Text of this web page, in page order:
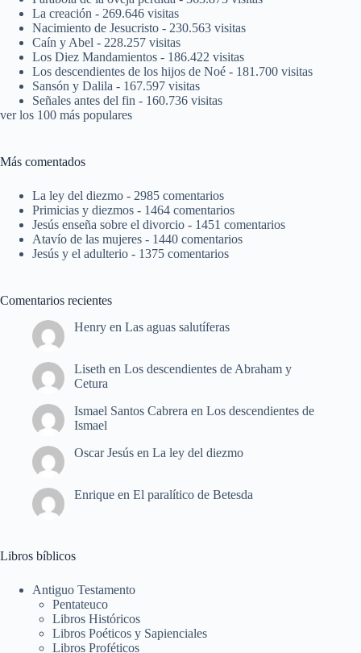
La creación - 269.646 visitas
Nacimiento de Jesucristo - 230.563 visitas
Caín y Abel - 228.257 visitas
Los Diez Mandamientos - 186.422 visitas
Los descendientes de los hijos de Noé - 181.700 visitas
Sansón y Dalila - 167.597 visitas
Señales antes del fin - 160.736 visitas
ver los 100 más populares
Más comentados
La ley del diezmo - 2985 comentarios
Primicias y diezmos - 1464 comentarios
Jesús enseña sobre el divorcio - 1451 comentarios
Atavío de las mujeres - 1440 comentarios
Jesús y el adulterio - 1375 comentarios
Comentarios recientes
Henry en Las aguas salutíferas
Liseth en Los descendientes de Abraham y
Cetura
Ismael Santos Cabrera en Los descendientes de
Ismael
Oscar Jesús en La ley del diezmo
Enrique en El paralítico de Betesda
Libros bíblicos
Antiguo Testamento
Pentateuco
Libros Históricos
Libros Poéticos y Sapienciales
Libros Proféticos